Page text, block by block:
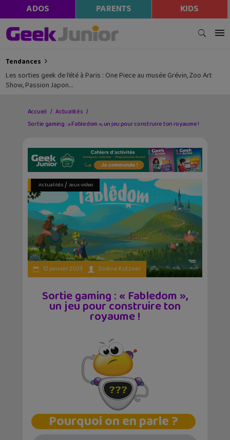
ADOS PARENTS KIDS
Tendances
Les sorties geek de l’été à Paris : One Piece au musée Grévin, Zoo Art
Show, Passion Japon…
Accueil
Actualités
Sortie gaming : « Fabledom », un jeu pour construire ton royaume !
Actualités/ Jeux video
12 janvier 2023 Solène Kutzner
Sortie gaming : « Fabledom »,
un jeu pour construire ton
royaume !
Pourquoi on en parle ?